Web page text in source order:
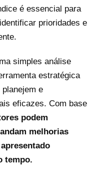
é essencial para
prioridades e
simples análise
estratégica
e
eficazes. Com base
podem
melhorias
tempo.